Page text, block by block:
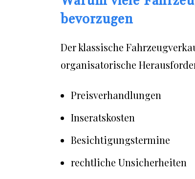
bevorzugen
Der klassische
organisatorische
Preisverhandlungen
Inseratskosten
Besichtigungstermine
rechtliche Unsicherheiten